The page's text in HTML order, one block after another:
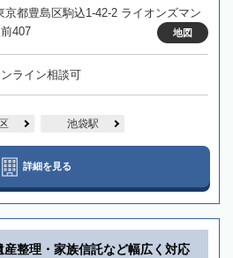
京都豊島区駒込1-42-2 ライオンズマン
407
地図
ライン相談可
池袋駅
詳細を見る
産整理・家族信託など幅広く対応